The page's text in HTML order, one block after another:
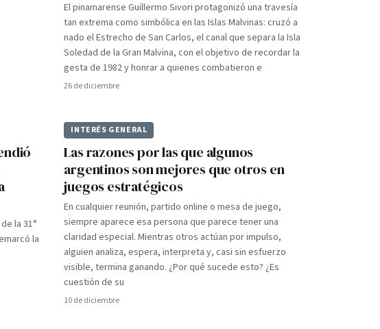
El pinamarense Guillermo Sivori protagonizó una travesía
tan extrema como simbólica en las Islas Malvinas: cruzó a
nado el Estrecho de San Carlos, el canal que separa la Isla
Soledad de la Gran Malvina, con el objetivo de recordar la
gesta de 1982 y honrar a quienes combatieron e
26 de diciembre
la 31°
la
INTERÉS GENERAL
Las razones por las que algunos
argentinos son mejores que otros en
juegos estratégicos
En cualquier reunión, partido online o mesa de juego,
siempre aparece esa persona que parece tener una
claridad especial. Mientras otros actúan por impulso,
alguien analiza, espera, interpreta y, casi sin esfuerzo
visible, termina ganando. ¿Por qué sucede esto? ¿Es
cuestión de su
10 de diciembre